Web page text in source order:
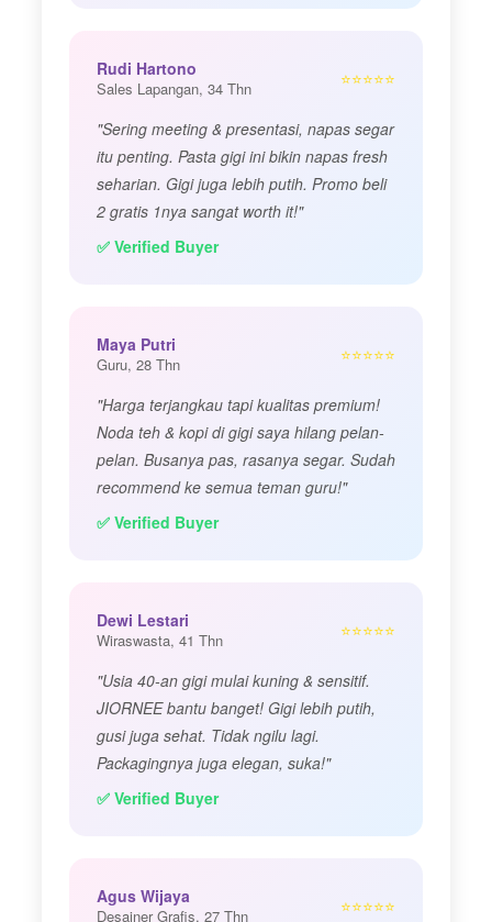
Rudi Hartono
Sales Lapangan, 34 Thn ⭐⭐⭐⭐⭐
"Sering meeting & presentasi, napas segar
itu penting. Pasta gigi ini bikin napas fresh
seharian. Gigi juga lebih putih. Promo beli
2 gratis 1nya sangat worth it!"
✅ Verified Buyer
Maya Putri
Guru, 28 Thn ⭐⭐⭐⭐⭐
"Harga terjangkau tapi kualitas premium!
Noda teh & kopi di gigi saya hilang pelan-
pelan. Busanya pas, rasanya segar. Sudah
recommend ke semua teman guru!"
✅ Verified Buyer
Dewi Lestari
Wiraswasta, 41 Thn ⭐⭐⭐⭐⭐
"Usia 40-an gigi mulai kuning & sensitif.
JIORNEE bantu banget! Gigi lebih putih,
gusi juga sehat. Tidak ngilu lagi.
Packagingnya juga elegan, suka!"
✅ Verified Buyer
Agus Wijaya
Desainer Grafis, 27 Thn ⭐⭐⭐⭐⭐